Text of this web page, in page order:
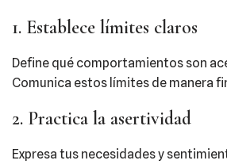
1. Establece límites claros
Define qué comportamientos son
Comunica estos límites de manera
2. Practica la asertividad
Expresa tus necesidades y